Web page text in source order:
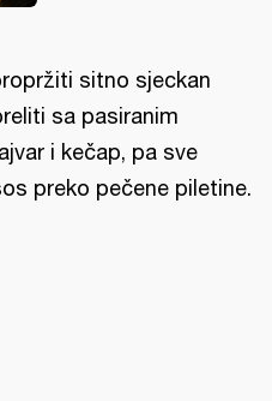
sitno sjeckan
sa pasiranim
i kečap, pa sve
preko pečene piletine.